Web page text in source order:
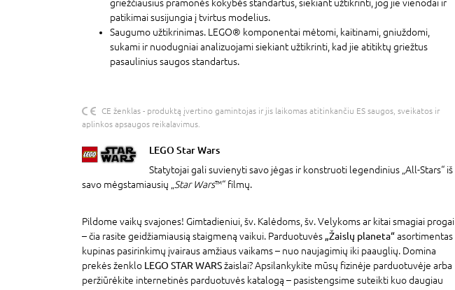
griežčiausius pramonės kokybės standartus, siekiant užtikrinti, jog jie vienodai ir
patikimai susijungia į tvirtus modelius.
Saugumo užtikrinimas. LEGO® komponentai mėtomi, kaitinami, gniuždomi,
sukami ir nuodugniai analizuojami siekiant užtikrinti, kad jie atitiktų griežtus
pasaulinius saugos standartus.
CE ženklas - produktą įvertino gamintojas ir jis laikomas atitinkančiu ES saugos, sveikatos ir
aplinkos apsaugos reikalavimus.
LEGO Star Wars
Statytojai gali suvienyti savo jėgas ir konstruoti legendinius „All-Stars“ iš
savo mėgstamiausių „
Star Wars™“ filmų.
Pildome vaikų svajones! Gimtadieniui, šv. Kalėdoms, šv. Velykoms ar kitai smagiai progai
– čia rasite geidžiamiausią staigmeną vaikui. Parduotuvės „Žaislų planeta“asortimentas
kupinas pasirinkimų įvairaus amžiaus vaikams – nuo naujagimių iki paauglių. Domina
prekės ženklo LEGO STAR WARSžaislai? Apsilankykite mūsų fizinėje parduotuvėje arba
peržiūrėkite internetinės parduotuvės katalogą – pasistengsime suteikti kuo daugiau